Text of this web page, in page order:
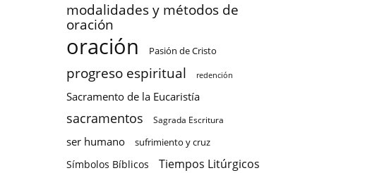
modalidades y métodos de
oración
oración Pasión de Cristo
progreso espiritual redención
Sacramento de la Eucaristía
sacramentos Sagrada Escritura
ser humano sufrimiento y cruz
Símbolos Bíblicos Tiempos Litúrgicos